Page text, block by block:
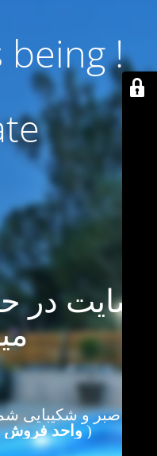
being
سایت در
از صبر و شکیبایی
( واحد